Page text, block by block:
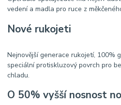
vedení a madla pro ruce z
Nové rukojeti
Nejnovější generace rukojetí, 100%
speciální protiskluzový povrch pro
chladu.
O 50% vyšší nosnost